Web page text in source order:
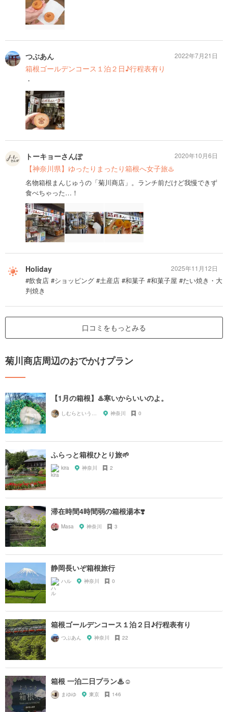
つぶあん
箱根ゴールデンコース１泊２日♪行程表有り
・
2022年7月21日
トーキョーさんぽ
【神奈川県】ゆったりまったり箱根へ女子旅♨️
名物箱根まんじゅうの「菊川商店」。ランチ前だけど我慢できず
食べちゃった…！
2020年10月6日
Holiday
#飲食店 #ショッピング #土産店 #和菓子 #和菓子屋 #たい焼き・大
判焼き
2025年11月12日
口コミをもっとみる
菊川商店周辺のおでかけプラン
【1月の箱根】♨️寒いからいいのよ。
しむらというもの 神奈川 0
ふらっと箱根ひとり旅🌱
kira 神奈川 2
滞在時間4時間弱の箱根湯本❣️
Masa 神奈川 3
静岡長いぞ箱根旅行
ハル 神奈川 0
箱根ゴールデンコース１泊２日♪行程表有り
つぶあん 神奈川 22
箱根 一泊二日プラン♨︎☺
まゆゆ 東京 146